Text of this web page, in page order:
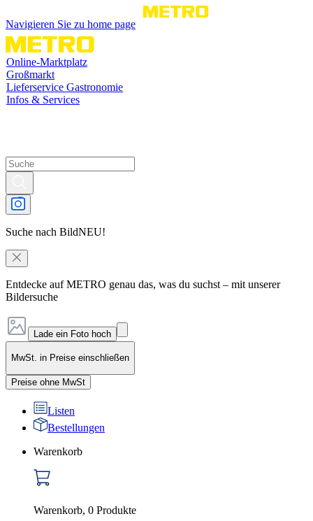
Navigieren Sie zu home page
Online-Marktplatz
Großmarkt
Lieferservice Gastronomie
Infos & Services
Suche nach BildNEU!
Entdecke auf METRO genau das, was du suchst – mit unserer
Bildersuche
Lade ein Foto hoch
MwSt. in Preise einschließen
Preise ohne MwSt
Listen
Bestellungen
Warenkorb
Warenkorb, 0 Produkte